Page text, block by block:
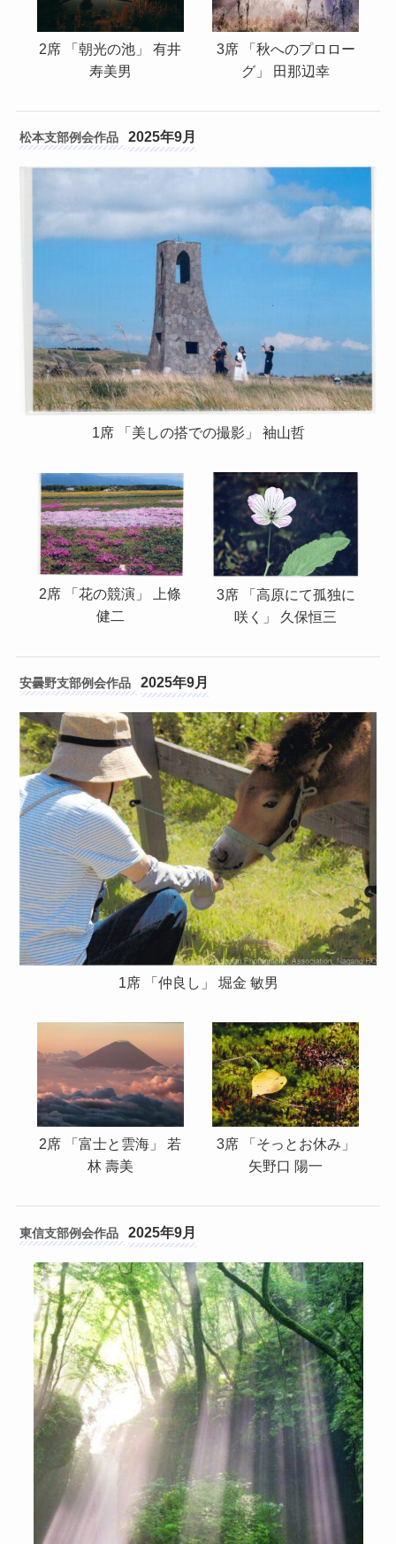
2席 「朝光の池」 有井
寿美男
3席 「秋へのプロロー
グ」 田那辺幸
松本支部 2025年9月
1席 「美しの搭での撮影」 袖山哲
2席 「花の競演」 上條
健二
3席 「高原にて孤独に
咲く」 久保恒三
安曇野支部 2025年9月
1席 「仲良し」 堀金 敏男
2席 「富士と雲海」 若
林 壽美
3席 「そっとお休み」
矢野口 陽一
東信支部 2025年9月